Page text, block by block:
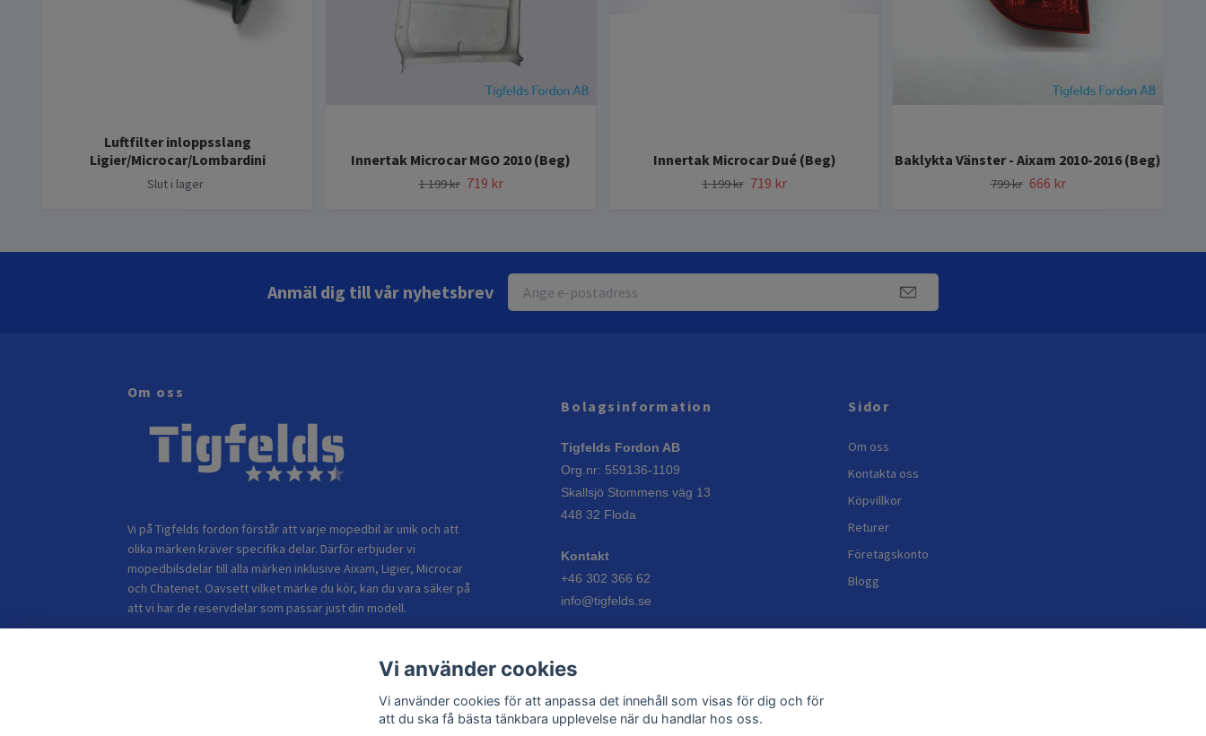
Luftfilter inloppsslang
Ligier/Microcar/Lombardini
Slut i lager
Innertak Microcar MGO 2010 (Beg)
1 199 kr 719 kr
Innertak Microcar Dué (Beg)
1 199 kr 719 kr
Baklykta Vänster - Aixam 2010-2016 (Beg)
799 kr 666 kr
Anmäl dig till vår nyhetsbrev
Om oss
Vi på Tigfelds fordon förstår att varje mopedbil är unik och att
olika märken kräver specifika delar. Därför erbjuder vi
mopedbilsdelar till alla märken inklusive Aixam, Ligier, Microcar
och Chatenet. Oavsett vilket märke du kör, kan du vara säker på
att vi har de reservdelar som passar just din modell.
Bolagsinformation
Tigfelds Fordon AB
Org.nr: 559136-1109
Skallsjö Stommens väg 13
448 32 Floda
Kontakt
+46 302 366 62
info@tigfelds.se
Vardagar: 08:00–17:00
Sidor
Om oss
Kontakta oss
Köpvillkor
Returer
Företagskonto
Blogg
Vi använder cookies
Vi använder cookies för att anpassa det innehåll som visas för dig och för
att du ska få bästa tänkbara upplevelse när du handlar hos oss.